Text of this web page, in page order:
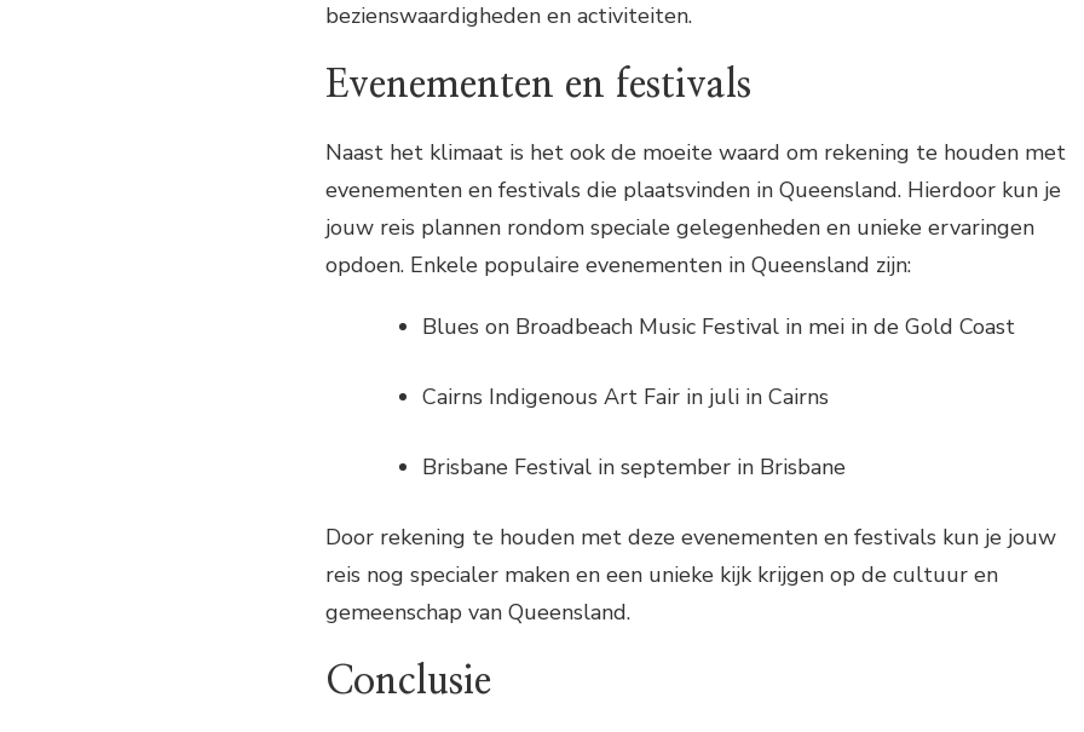
bezienswaardigheden en activiteiten.
Evenementen en festivals
Naast het klimaat is het ook de moeite waard om rekening te houden met
evenementen en festivals die plaatsvinden in Queensland. Hierdoor kun je
jouw reis plannen rondom speciale gelegenheden en unieke ervaringen
opdoen. Enkele populaire evenementen in Queensland zijn:
Blues on Broadbeach Music Festival in mei in de Gold Coast
Cairns Indigenous Art Fair in juli in Cairns
Brisbane Festival in september in Brisbane
Door rekening te houden met deze evenementen en festivals kun je jouw
reis nog specialer maken en een unieke kijk krijgen op de cultuur en
gemeenschap van Queensland.
Conclusie